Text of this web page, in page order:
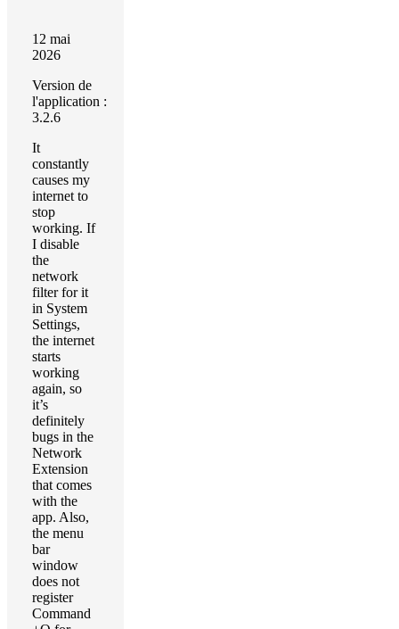
12 mai
2026
Version de
l'application :
3.2.6
It
constantly
causes my
internet to
stop
working. If
I disable
the
network
filter for it
in System
Settings,
the internet
starts
working
again, so
it’s
definitely
bugs in the
Network
Extension
that comes
with the
app. Also,
the menu
bar
window
does not
register
Command